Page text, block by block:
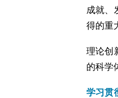
成就、
得的重
理论创
的科学
学习贯